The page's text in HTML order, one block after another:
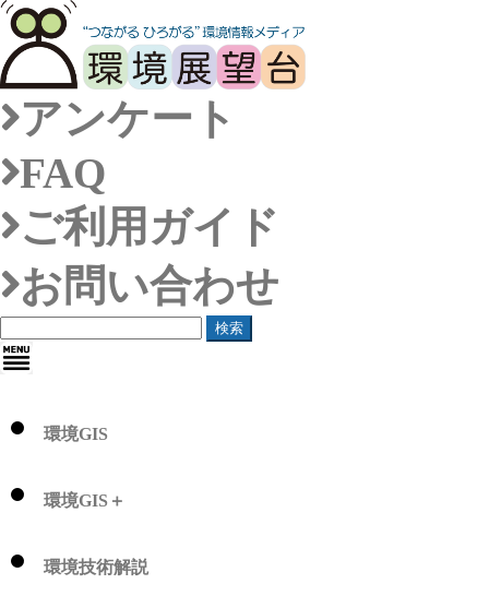
アンケート
FAQ
ご利用ガイド
お問い合わせ
検索
環境GIS
環境GIS＋
環境技術解説